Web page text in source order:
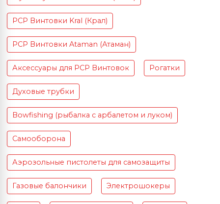
PCP Винтовки Kral (Крал)
PCP Винтовки Ataman (Атаман)
Аксессуары для PCP Винтовок Рогатки
Духовые трубки
Bowfishing (рыбалка с арбалетом и луком)
Самооборона
Аэрозольные пистолеты для самозащиты
Газовые балончики Электрошокеры